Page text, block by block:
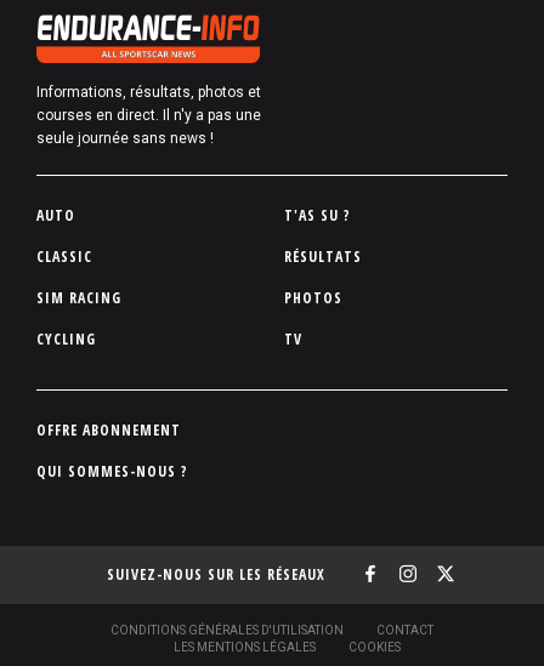
Informations, résultats, photos et
courses en direct. Il n'y a pas une
seule journée sans news !
P
d
d
p
e
AUTO
CLASSIC
SIM RACING
CYCLING
T'AS SU ?
RÉSULTATS
PHOTOS
TV
P
d
p
OFFRE ABONNEMENT
QUI SOMMES-NOUS ?
SUIVEZ-NOUS SUR LES RÉSEAUX
CONDITIONS GÉNÉRALES D'UTILISATION
CONTACT
LES MENTIONS LÉGALES
COOKIES